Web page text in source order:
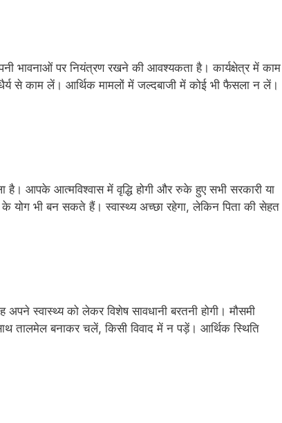
भावनाओं पर नियंत्रण रखने की आवश्यकता है। कार्यक्षेत्र में काम
से काम लें। आर्थिक मामलों में जल्दबाजी में कोई भी फैसला न लें।
है। आपके आत्मविश्वास में वृद्धि होगी और रुके हुए सभी सरकारी या
योग भी बन सकते हैं। स्वास्थ्य अच्छा रहेगा, लेकिन पिता की सेहत
स्वास्थ्य को लेकर विशेष सावधानी बरतनी होगी। मौसमी
तालमेल बनाकर चलें, किसी विवाद में न पड़ें। आर्थिक स्थिति